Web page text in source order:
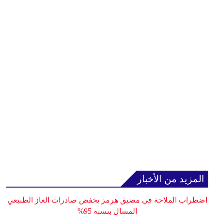
المزيد من الأخبار
اضطراب الملاحة في مضيق هرمز يخفض صادرات الغاز الطبيعي
المسال بنسبة 95%